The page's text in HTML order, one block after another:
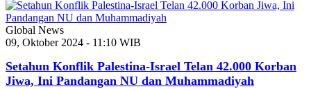
Global News
09, Oktober 2024 - 11:10 WIB
Setahun Konflik Palestina-Israel Telan 42.000 Korban
Jiwa, Ini Pandangan NU dan Muhammadiyah